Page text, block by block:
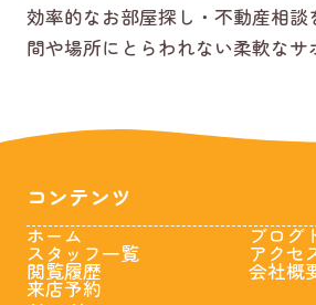
効率的なお部屋探し・不動産相談
間や場所にとらわれない柔軟なサ
コンテンツ
ホーム
スタッフ一覧
閲覧履歴
来店予約
ブログ
アクセ
会社概